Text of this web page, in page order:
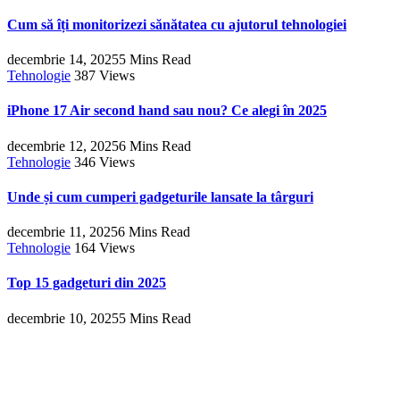
Cum să îți monitorizezi sănătatea cu ajutorul tehnologiei
decembrie 14, 20255 Mins Read
Tehnologie 387 Views
iPhone 17 Air second hand sau nou? Ce alegi în 2025
decembrie 12, 20256 Mins Read
Tehnologie 346 Views
Unde și cum cumperi gadgeturile lansate la târguri
decembrie 11, 20256 Mins Read
Tehnologie 164 Views
Top 15 gadgeturi din 2025
decembrie 10, 20255 Mins Read